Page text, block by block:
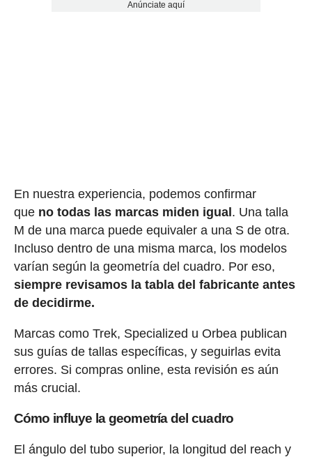
Anúnciate aquí
En nuestra experiencia, podemos confirmar
que no todas las marcas miden igual . Una talla
M de una marca puede equivaler a una S de otra.
Incluso dentro de una misma marca, los modelos
varían según la geometría del cuadro. Por eso,
siempre revisamos la tabla del fabricante antes
de decidirme.
Marcas como Trek, Specialized u Orbea publican
sus guías de tallas específicas, y seguirlas evita
errores. Si compras online, esta revisión es aún
más crucial.
Cómo influye la geometría del cuadro
El ángulo del tubo superior, la longitud del reach y